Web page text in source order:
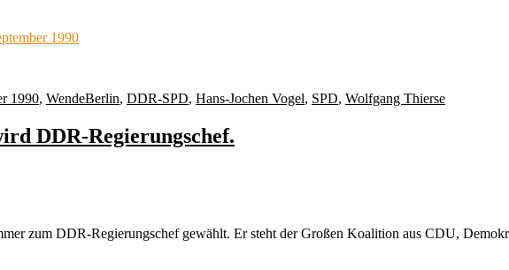
1990
1990, WendeBerlin, DDR-SPD, Hans-Jochen Vogel, SPD, Wolfgang Thierse
DDR-Regierungschef.
zum DDR-Regierungschef gewählt. Er steht der Großen Koalition aus CDU,